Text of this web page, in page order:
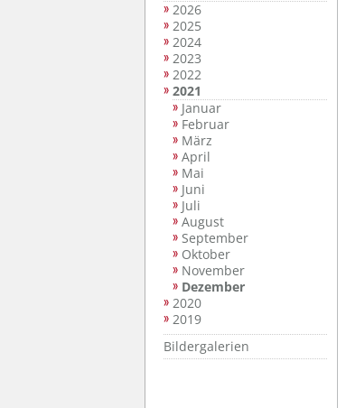
2026
2025
2024
2023
2022
2021
Januar
Februar
März
April
Mai
Juni
Juli
August
September
Oktober
November
Dezember
2020
2019
Bildergalerien